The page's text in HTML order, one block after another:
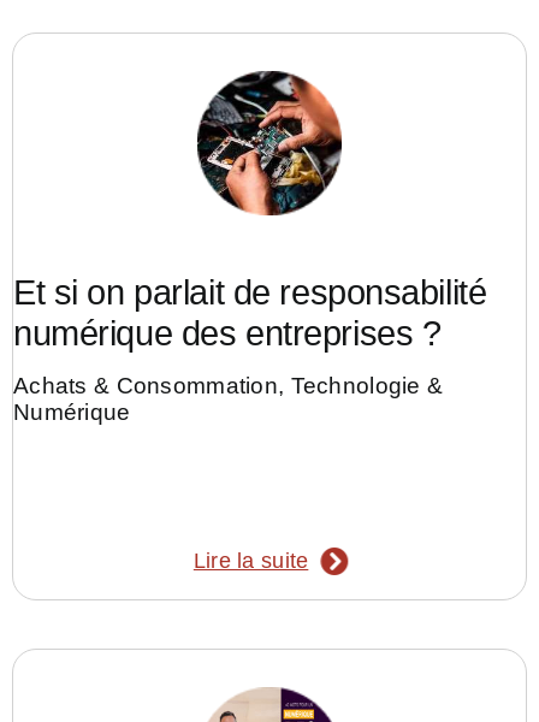
Et si on parlait de responsabilité
numérique des entreprises ?
Achats & Consommation, Technologie &
Numérique
Lire la suite